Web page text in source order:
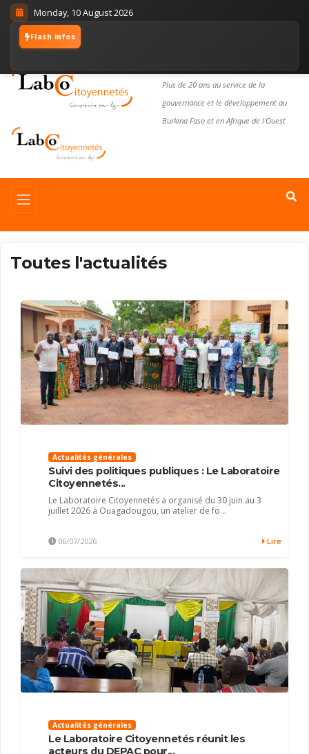
Monday, 10 August 2026
Flash infos
Plus de 20 ans au service de la
gouvernance et le développement au
Burkina Faso et en Afrique de l'Ouest
Toutes l'actualités
Actualités générales
Suivi des politiques publiques : Le Laboratoire
Citoyennetés...
Le Laboratoire Citoyennetés a organisé du 30 juin au 3
juillet 2026 à Ouagadougou, un atelier de fo...
06/07/2026 Lire
Actualités générales
Le Laboratoire Citoyennetés réunit les
acteurs du DEPAC pour...